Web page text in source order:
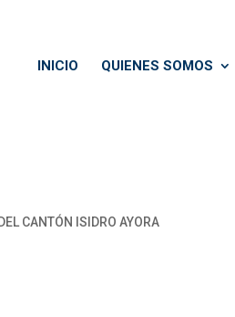
INICIO QUIENES SOMOS
CANTÓN ISIDRO AYORA